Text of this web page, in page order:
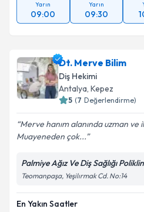
Yarın
09:00
Yarın
09:30
Dt. Merve Bilim
Diş Hekimi
Antalya, Kepez
5 (7 Değerlendirme)
Merve hanım alanında uzman ve
Muayeneden çok...
Palmiye Ağız Ve Diş Sağlığı
Teomanpaşa, Yeşilırmak Cd. No:14
En Yakın Saatler